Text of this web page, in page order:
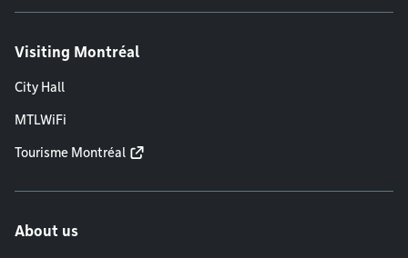
Visiting Montréal
City Hall
MTLWiFi
Tourisme Montréal
About us